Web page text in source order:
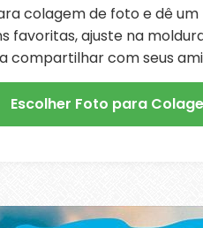
colagem de foto e dê um
favoritas, ajuste na
compartilhar com seus
Escolher Foto para